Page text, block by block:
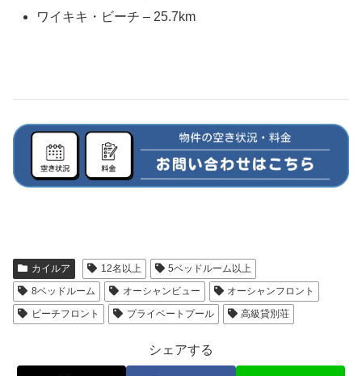
ワイキキ・ビーチ – 25.7km
カイルア 12名以上
5ベッドルーム以上
8ベッドルーム
オーシャンビュー
オーシャンフロント
ビーチフロント
プライベートプール 高級貸別荘
シェアする